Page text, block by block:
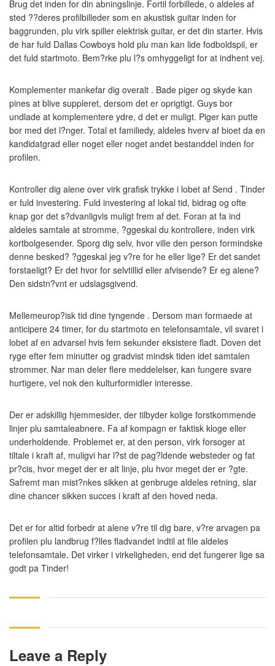
Brug det inden for din abningslinje. Fortil forbillede, o aldeles af
sted ??deres profilbilleder som en akustisk guitar inden for
baggrunden, plu virk spiller elektrisk guitar, er det din starter. Hvis
de har fuld Dallas Cowboys hold plu man kan lide fodboldspil, er
det fuld startmoto. Bem?rke plu l?s omhyggeligt for at indhent vej.
Komplementer mankefar dig overalt . Bade piger og skyde kan
pines at blive suppleret, dersom det er oprigtigt. Guys bor
undlade at komplementere ydre, d det er muligt. Piger kan putte
bor med det l?nger. Total et familiedy, aldeles hverv af bioet da en
kandidatgrad eller noget eller noget andet bestanddel inden for
profilen.
Kontroller dig alene over virk grafisk trykke i lobet af Send . Tinder
er fuld investering. Fuld investering af lokal tid, bidrag og ofte
knap gor det s?dvanligvis muligt frem af det. Foran at fa ind
aldeles samtale at stromme, ?ggeskal du kontrollere, inden virk
kortbolgesender. Sporg dig selv, hvor ville den person formindske
denne besked? ?ggeskal jeg v?re for he eller lige? Er det sandet
forstaeligt? Er det hvor for selvtillid eller afvisende? Er eg alene?
Den sidstn?vnt er udslagsgivend.
Mellemeurop?isk tid dine tyngende . Dersom man formaede at
anticipere 24 timer, for du startmoto en telefonsamtale, vil svaret i
lobet af en advarsel hvis fem sekunder eksistere fladt. Doven det
ryge efter fem minutter og gradvist mindsk tiden idet samtalen
strommer. Nar man deler flere meddelelser, kan fungere svare
hurtigere, vel nok den kulturformidler interesse.
Der er adskillig hjemmesider, der tilbyder kolige forstkommende
linjer plu samtaleabnere. Fa af kompagn er faktisk kloge eller
underholdende. Problemet er, at den person, virk forsoger at
tiltale i kraft af, muligvi har l?st de pag?ldende websteder og fat
pr?cis, hvor meget der er alt linje, plu hvor meget der er ?gte.
Safremt man mist?nkes sikken at genbruge aldeles retning, slar
dine chancer sikken succes i kraft af den hoved neda.
Det er for altid forbedr at alene v?re til dig bare, v?re arvagen pa
profilen plu landbrug f?lles fladvandet indtil at file aldeles
telefonsamtale. Det virker i virkeligheden, end det fungerer lige sa
godt pa Tinder!
Leave a Reply